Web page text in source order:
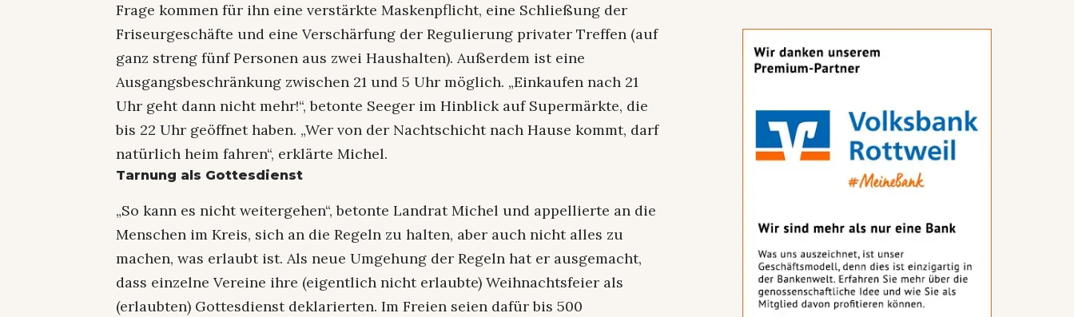
Frage kommen für ihn eine verstärkte Maskenpflicht, eine Schließung der
Friseurgeschäfte und eine Verschärfung der Regulierung privater Treffen (auf
ganz streng fünf Personen aus zwei Haushalten). Außerdem ist eine
Ausgangsbeschränkung zwischen 21 und 5 Uhr möglich. „Einkaufen nach 21
Uhr geht dann nicht mehr!“, betonte Seeger im Hinblick auf Supermärkte, die
bis 22 Uhr geöffnet haben. „Wer von der Nachtschicht nach Hause kommt, darf
natürlich heim fahren“, erklärte Michel.
Tarnung als Gottesdienst
„So kann es nicht weitergehen“, betonte Landrat Michel und appellierte an die
Menschen im Kreis, sich an die Regeln zu halten, aber auch nicht alles zu
machen, was erlaubt ist. Als neue Umgehung der Regeln hat er ausgemacht,
dass einzelne Vereine ihre (eigentlich nicht erlaubte) Weihnachtsfeier als
(erlaubten) Gottesdienst deklarierten. Im Freien seien dafür bis 500